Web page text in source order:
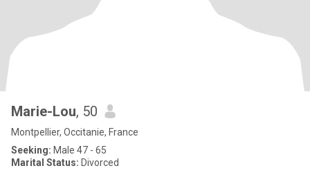
Marie-Lou, 50
Montpellier, Occitanie, France
Seeking: Male 47 - 65
Marital Status: Divorced